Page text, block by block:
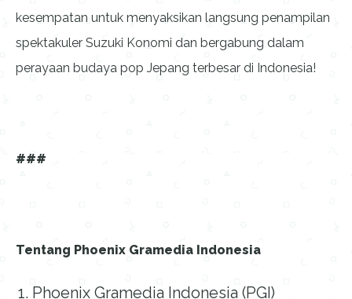
kesempatan untuk menyaksikan langsung penampilan
spektakuler Suzuki Konomi dan bergabung dalam
perayaan budaya pop Jepang terbesar di Indonesia!
###
Tentang Phoenix Gramedia Indonesia
Phoenix Gramedia Indonesia (PGI)